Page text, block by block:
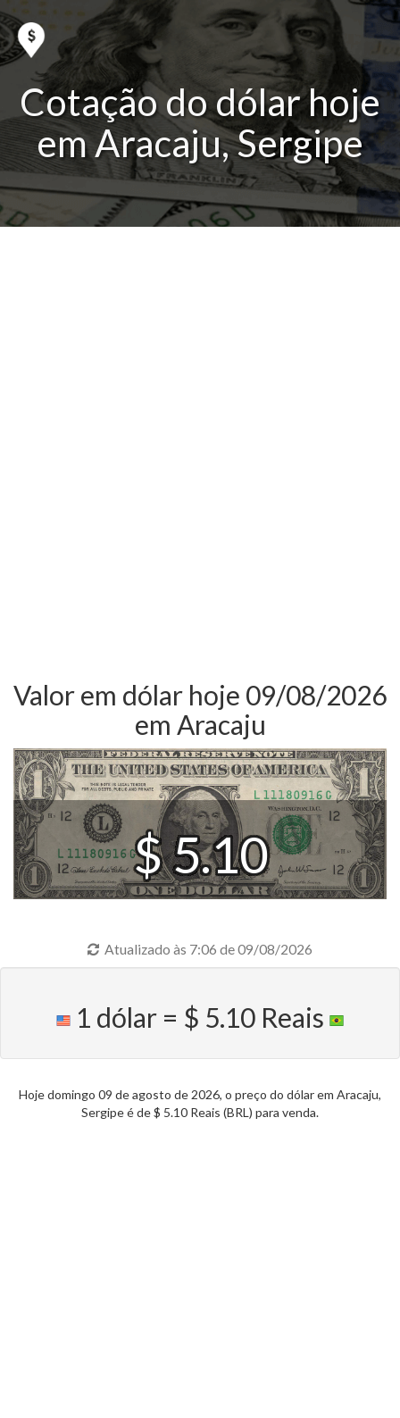
Cotação do dólar hoje
em Aracaju, Sergipe
Valor em dólar hoje 09/08/2026
em Aracaju
$ 5.10
Atualizado às 7:06 de 09/08/2026
1 dólar = $ 5.10 Reais
Hoje domingo 09 de agosto de 2026, o preço do dólar em Aracaju,
Sergipe é de $ 5.10 Reais (BRL) para venda.